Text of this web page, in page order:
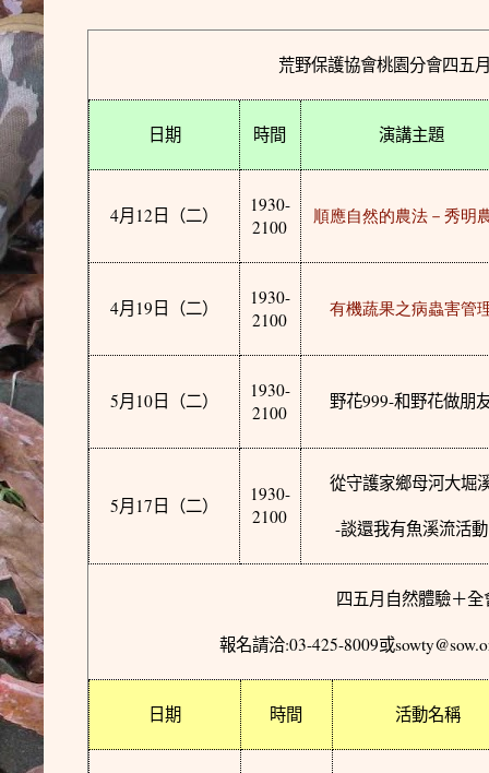
荒野保護協會桃園分會四五
日期 時間 演講主題
4月 12 日 （二）
1930-
2100
順應自然的農法－秀明
4月 19 日 （二）
1930-
2100
有機蔬果之病蟲害管
5月 10日 （二）
1930-
2100
野花999-和野花做朋
5月 17 日 （二）
1930-
2100
從守護家鄉母河大堀
-談還我有魚溪流活動
四五月自然體驗＋全
報名請洽:03-425-8009或
日期 時間 活動名稱